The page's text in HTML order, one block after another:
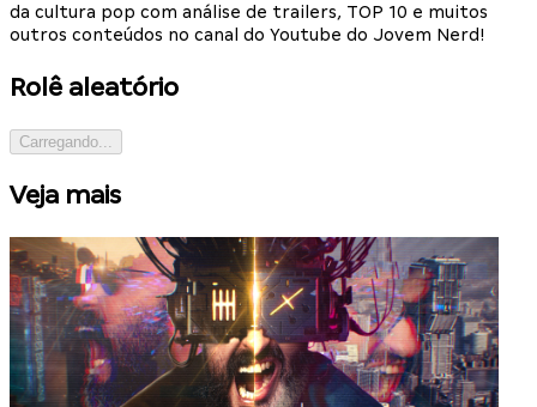
da cultura pop com análise de trailers, TOP 10 e muitos
outros conteúdos no canal do Youtube do Jovem Nerd!
Rolê aleatório
Carregando...
Veja mais